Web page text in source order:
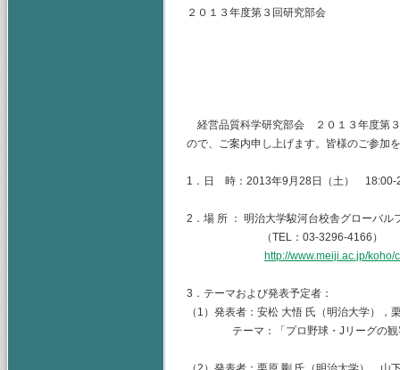
２０１３年度第３回研究部会
経営品質科学研究部会 ２０１３年度第
ので、ご案内申し上げます。皆様のご参加
1．日 時：2013年9月28日（土） 18:00-
2．場 所 ： 明治大学駿河台校舎グローバ
（TEL：03-3296-4166）
http://www.meiji.ac.jp/
3．テーマおよび発表予定者：
（1）発表者：安松 大悟 氏（明治大学）
テーマ：「プロ野球・Jリーグの観客